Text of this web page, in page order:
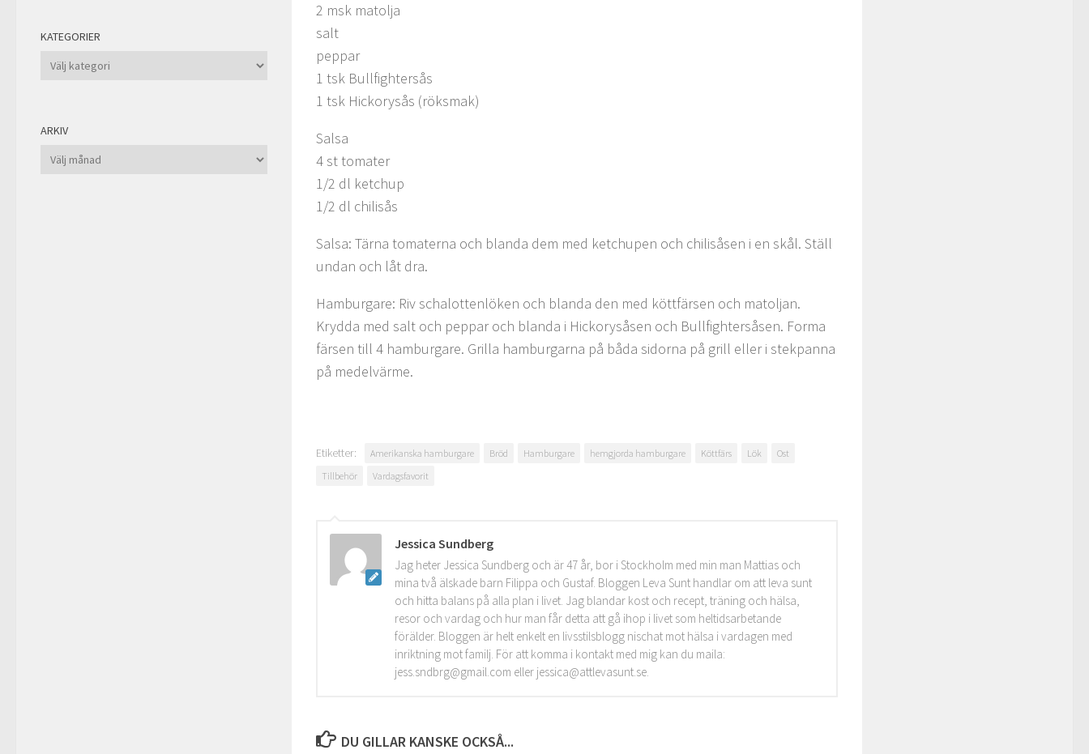
2 msk matolja
salt
peppar
1 tsk Bullfightersås
1 tsk Hickorysås (röksmak)
Salsa
4 st tomater
1/2 dl ketchup
1/2 dl chilisås
Salsa: Tärna tomaterna och blanda dem med ketchupen och chilisåsen i en skål. Ställ
undan och låt dra.
Hamburgare: Riv schalottenlöken och blanda den med köttfärsen och matoljan.
Krydda med salt och peppar och blanda i Hickorysåsen och Bullfightersåsen. Forma
färsen till 4 hamburgare. Grilla hamburgarna på båda sidorna på grill eller i stekpanna
på medelvärme.
Etiketter: Amerikanska hamburgare Bröd Hamburgare hemgjorda hamburgare Köttfärs Lök
Ost
Tillbehör
Vardagsfavorit
Jessica Sundberg
Jag heter Jessica Sundberg och är 47 år, bor i Stockholm med min man Mattias och
mina två älskade barn Filippa och Gustaf. Bloggen Leva Sunt handlar om att leva sunt
och hitta balans på alla plan i livet. Jag blandar kost och recept, träning och hälsa,
resor och vardag och hur man får detta att gå ihop i livet som heltidsarbetande
förälder. Bloggen är helt enkelt en livsstilsblogg nischat mot hälsa i vardagen med
inriktning mot familj. För att komma i kontakt med mig kan du maila:
jess.sndbrg@gmail.com eller jessica@attlevasunt.se.
DU GILLAR KANSKE OCKSÅ...
KATEGORIER
Kategorier
ARKIV
Arkiv